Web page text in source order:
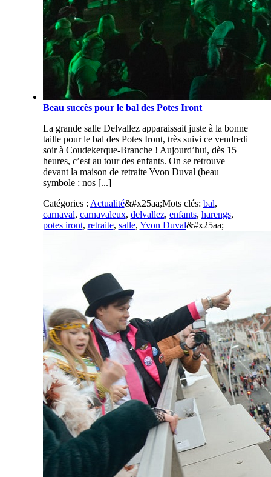
Beau succès pour le bal des Potes Iront
La grande salle Delvallez apparaissait juste à la bonne
taille pour le bal des Potes Iront, très suivi ce vendredi
soir à Coudekerque-Branche ! Aujourd’hui, dès 15
heures, c’est au tour des enfants. On se retrouve
devant la maison de retraite Yvon Duval (beau
symbole : nos [...]
Catégories : Actualité&#x25aa;Mots clés: bal,
carnaval, carnavaleux, delvallez, enfants, harengs,
potes iront, retraite, salle, Yvon Duval&#x25aa;